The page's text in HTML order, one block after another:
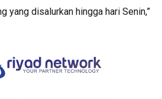
yang disalurkan hingga hari Senin,”